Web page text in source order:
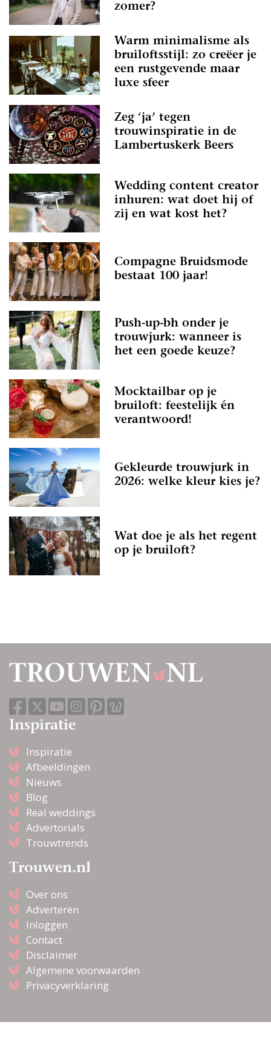
zomer?
Warm minimalisme als
bruiloftsstijl: zo creëer je
een rustgevende maar
luxe sfeer
Zeg ‘ja’ tegen
trouwinspiratie in de
Lambertuskerk Beers
Wedding content creator
inhuren: wat doet hij of
zij en wat kost het?
Compagne Bruidsmode
bestaat 100 jaar!
Push-up-bh onder je
trouwjurk: wanneer is
het een goede keuze?
Mocktailbar op je
bruiloft: feestelijk én
verantwoord!
Gekleurde trouwjurk in
2026: welke kleur kies je?
Wat doe je als het regent
op je bruiloft?
Inspiratie
Inspiratie
Afbeeldingen
Nieuws
Blog
Real weddings
Advertorials
Trouwtrends
Trouwen.nl
Over ons
Adverteren
Inloggen
Contact
Disclaimer
Algemene voorwaarden
Privacyverklaring